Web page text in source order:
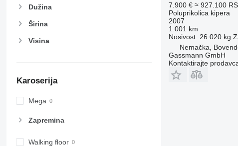
Dužina
Širina
Visina
Karoserija
Mega
Zapremina
Walking floor
7.900 € ≈ 927.100
Poluprikolica kipera
2007
1.001 km
Nosivost 26.020 kg
Nemačka,
Gassmann GmbH
Kontaktirajte